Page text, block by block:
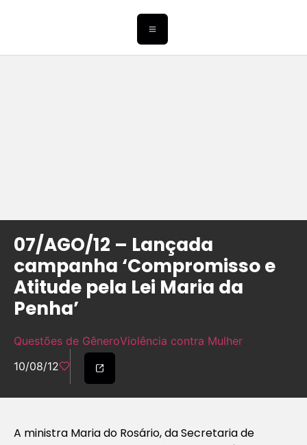
07/AGO/12 – Lançada
campanha ‘Compromisso e
Atitude pela Lei Maria da
Penha’
Questões de GêneroViolência contra Mulher
10/08/12
A ministra Maria do Rosário, da Secretaria de